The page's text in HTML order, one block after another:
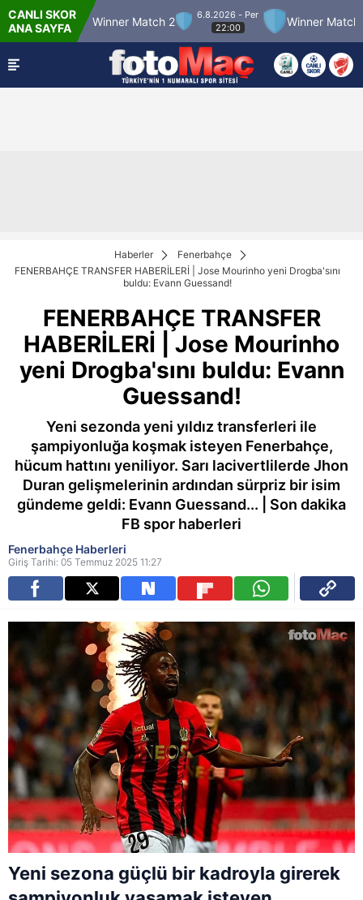
CANLI SKOR
ANA SAYFA
12 Winner Match 2
6.8.2026 - Per
22:00
Winner Match 3
Haberler
Fenerbahçe
FENERBAHÇE TRANSFER HABERİLERİ | Jose Mourinho yeni Drogba'sını
buldu: Evann Guessand!
FENERBAHÇE TRANSFER
HABERİLERİ | Jose Mourinho
yeni Drogba'sını buldu: Evann
Guessand!
Yeni sezonda yeni yıldız transferleri ile
şampiyonluğa koşmak isteyen Fenerbahçe,
hücum hattını yeniliyor. Sarı lacivertlilerde Jhon
Duran gelişmelerinin ardından sürpriz bir isim
gündeme geldi: Evann Guessand... | Son dakika
FB spor haberleri
Fenerbahçe Haberleri
Giriş Tarihi: 05 Temmuz 2025 11:27
Yeni sezona güçlü bir kadroyla girerek